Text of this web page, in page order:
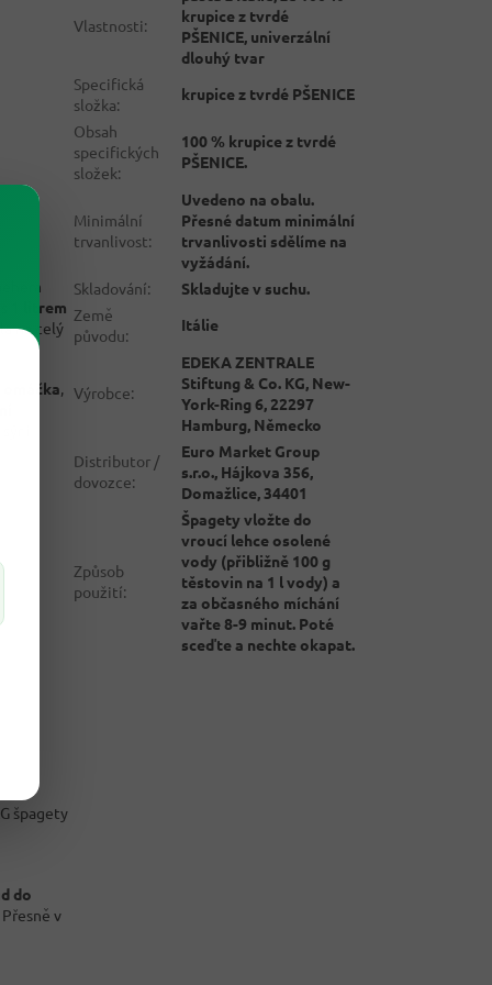
1 litrem
na celý
omáčka,
i
špagety
do
v
Vlastnosti:
krupice z tvrdé
PŠENICE, univerzální
dlouhý tvar
Specifická
složka:
krupice z tvrdé PŠENICE
Obsah
specifických
složek:
100 % krupice z tvrdé
PŠENICE.
Minimální
trvanlivost:
Uvedeno na obalu.
Přesné datum minimální
trvanlivosti sdělíme na
vyžádání.
Skladování:
Skladujte v suchu.
Země
původu:
Itálie
Výrobce:
EDEKA ZENTRALE
Stiftung & Co. KG, New-
York-Ring 6, 22297
Hamburg, Německo
Distributor /
dovozce:
Euro Market Group
s.r.o., Hájkova 356,
Domažlice, 34401
Způsob
použití:
Špagety vložte do
vroucí lehce osolené
vody (přibližně 100 g
těstovin na 1 l vody) a
za občasného míchání
vařte 8-9 minut. Poté
sceďte a nechte okapat.